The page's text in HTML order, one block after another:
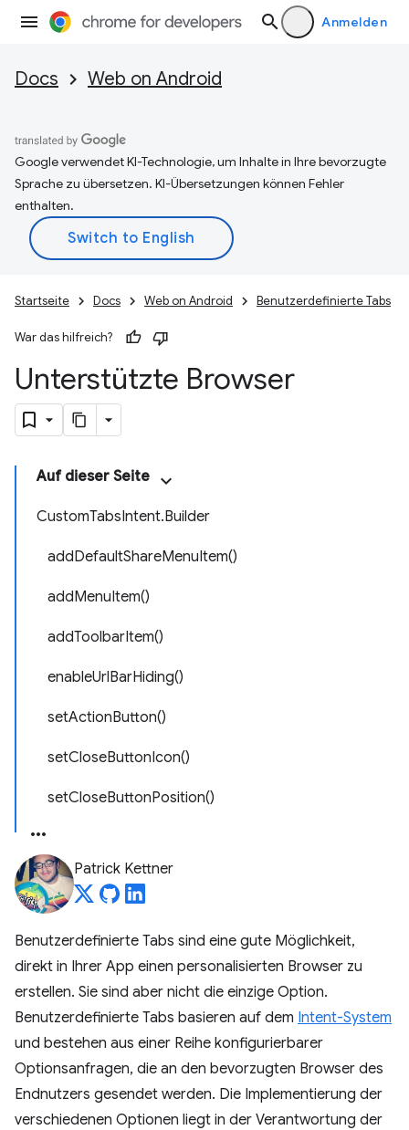
Anmelden
Docs Web on Android
Google verwendet KI-Technologie, um Inhalte in Ihre bevorzugte
Sprache zu übersetzen. KI-Übersetzungen können Fehler
enthalten.
Startseite Docs Web on Android Benutzerdefinierte Tabs
War das hilfreich?
Unterstützte Browser
Auf dieser Seite
CustomTabsIntent.Builder
addDefaultShareMenuItem()
addMenuItem()
addToolbarItem()
enableUrlBarHiding()
setActionButton()
setCloseButtonIcon()
setCloseButtonPosition()
Patrick Kettner
Benutzerdefinierte Tabs sind eine gute Möglichkeit,
direkt in Ihrer App einen personalisierten Browser zu
erstellen. Sie sind aber nicht die einzige Option.
Benutzerdefinierte Tabs basieren auf dem Intent-System
und bestehen aus einer Reihe konfigurierbarer
Optionsanfragen, die an den bevorzugten Browser des
Endnutzers gesendet werden. Die Implementierung der
verschiedenen Optionen liegt in der Verantwortung der